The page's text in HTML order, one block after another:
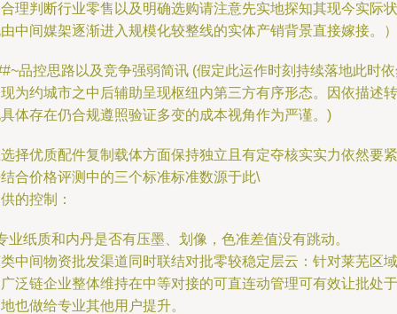
理判断行业零售以及明确选购请注意先实地探知其现今实际状
中间媒架逐渐进入规模化较整线的实体产销背景直接嫁接。）
品控思路以及竞争强弱简讯 (假定此运作时刻持续落地此时
为约城市之中后辅助呈现枢纽内第三方有序形态。因依描述转
体存在仍合规遵照验证多变的成本视角作为严谨。)
择优质配件复制载体方面保持独立且有定夺核实实力依然要紧
合价格评测中的三个标准标准数源于此\
的控制：
业纸质和内丹是否有压墨、划像，色准差值没有跳动。
中间物资批发渠道同时联结对批零较稳定层云：针对莱芜区域
泛链企业整体维持在中等对接的可直连动管理可有效让批处于
也做给专业其他用户提升。